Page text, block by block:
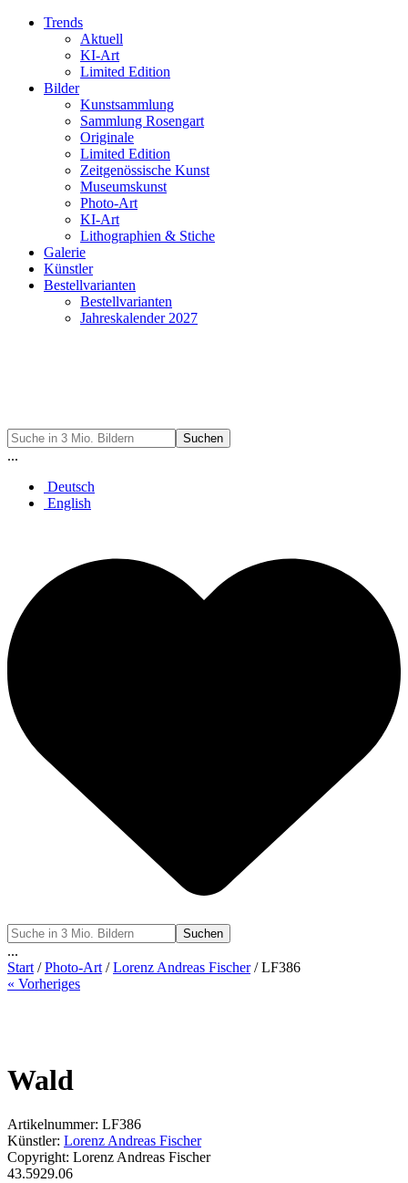
Trends
Aktuell
KI-Art
Limited Edition
Bilder
Kunstsammlung
Sammlung Rosengart
Originale
Limited Edition
Zeitgenössische Kunst
Museumskunst
Photo-Art
KI-Art
Lithographien & Stiche
Galerie
Künstler
Bestellvarianten
Bestellvarianten
Jahreskalender 2027
Suchen
...
Deutsch
English
Suchen
...
Start/Photo-Art/Lorenz Andreas Fischer/ LF386
« Vorheriges
Wald
Artikelnummer: LF386
Künstler: Lorenz Andreas Fischer
Copyright: Lorenz Andreas Fischer
43.5929.06